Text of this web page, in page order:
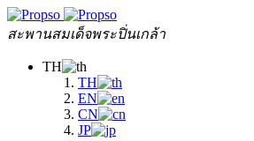
สะพานสมเด็จพระปิ่นเกล้า
TH
TH
EN
CN
JP